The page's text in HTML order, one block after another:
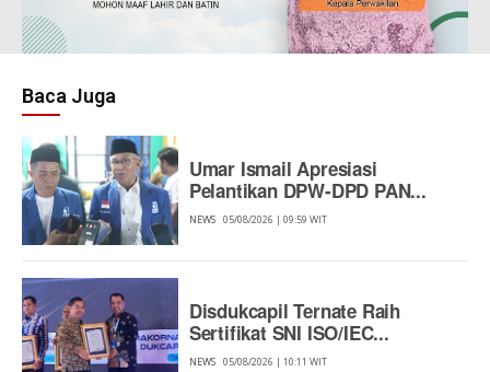
Baca Juga
Umar Ismail Apresiasi
Pelantikan DPW-DPD PAN...
NEWS 05/08/2026 | 09:59 WIT
Disdukcapil Ternate Raih
Sertifikat SNI ISO/IEC...
NEWS 05/08/2026 | 10:11 WIT